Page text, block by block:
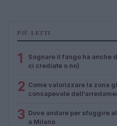
PIÙ LETTI
1
Sognare il fango ha
ci crediate o no)
2 Come valorizzare la zona
consapevole
3 Dove andare per sfuggire
a Milano